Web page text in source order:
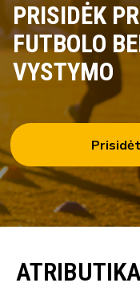
PRISIDĖK
FUTBOLO
VYSTYMO